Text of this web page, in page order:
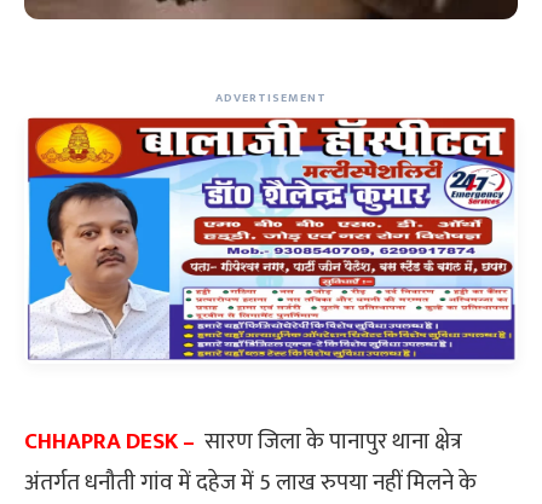
ADVERTISEMENT
CHHAPRA DESK – सारण जिला के पानापुर थाना क्षेत्र
अंतर्गत धनौती गांव में दहेज में 5 लाख रुपया नहीं मिलने के